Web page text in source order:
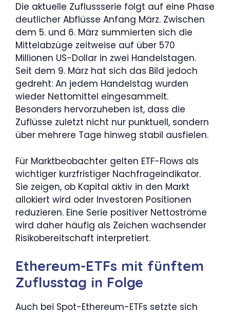
Die aktuelle Zuflussserie folgt auf eine Phase
deutlicher Abflüsse Anfang März. Zwischen
dem 5. und 6. März summierten sich die
Mittelabzüge zeitweise auf über 570
Millionen US-Dollar in zwei Handelstagen.
Seit dem 9. März hat sich das Bild jedoch
gedreht: An jedem Handelstag wurden
wieder Nettomittel eingesammelt.
Besonders hervorzuheben ist, dass die
Zuflüsse zuletzt nicht nur punktuell, sondern
über mehrere Tage hinweg stabil ausfielen.
Für Marktbeobachter gelten ETF-Flows als
wichtiger kurzfristiger Nachfrageindikator.
Sie zeigen, ob Kapital aktiv in den Markt
allokiert wird oder Investoren Positionen
reduzieren. Eine Serie positiver Nettoströme
wird daher häufig als Zeichen wachsender
Risikobereitschaft interpretiert.
Ethereum-ETFs mit fünftem
Zuflusstag in Folge
Auch bei Spot-Ethereum-ETFs setzte sich